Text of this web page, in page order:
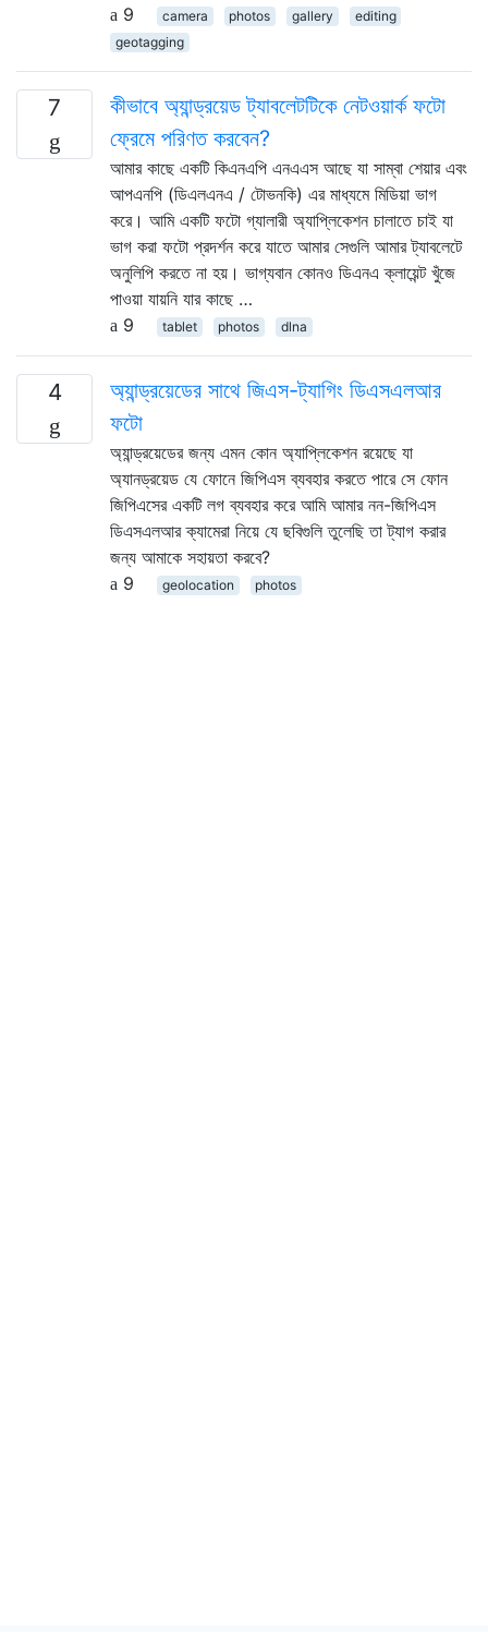
9
camera photos gallery
editing
geotagging
7
কীভাবে অ্যান্ড্রয়েড ট্যাবলেটটিকে নেটওয়ার্ক ফটো
ফ্রেমে পরিণত করবেন?
আমার কাছে একটি কিএনএপি এনএএস আছে যা সাম্বা শেয়ার এবং
আপএনপি (ডিএলএনএ / টোভনকি) এর মাধ্যমে মিডিয়া ভাগ
করে। আমি একটি ফটো গ্যালারী অ্যাপ্লিকেশন চালাতে চাই যা
ভাগ করা ফটো প্রদর্শন করে যাতে আমার সেগুলি আমার ট্যাবলেটে
অনুলিপি করতে না হয়। ভাগ্যবান কোনও ডিএনএ ক্লায়েন্ট খুঁজে
পাওয়া যায়নি যার কাছে …
9
tablet photos dlna
4
অ্যান্ড্রয়েডের সাথে জিএস-ট্যাগিং ডিএসএলআর
ফটো
অ্যান্ড্রয়েডের জন্য এমন কোন অ্যাপ্লিকেশন রয়েছে যা
অ্যানড্রয়েড যে ফোনে জিপিএস ব্যবহার করতে পারে সে ফোন
জিপিএসের একটি লগ ব্যবহার করে আমি আমার নন-জিপিএস
ডিএসএলআর ক্যামেরা নিয়ে যে ছবিগুলি তুলেছি তা ট্যাগ করার
জন্য আমাকে সহায়তা করবে?
9
geolocation photos